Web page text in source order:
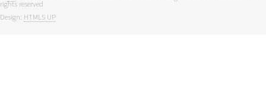
rights reserved
Design: HTML5 UP